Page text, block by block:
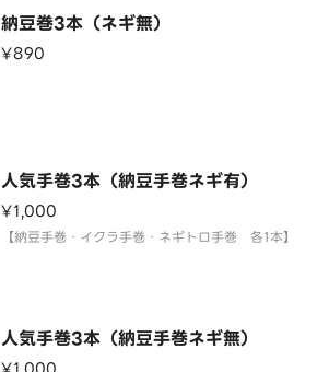
納豆巻3本（ネギ無）
¥890
人気手巻3本（納豆手巻ネギ有）
¥1,000
【納豆手巻・イクラ手巻・ネギトロ手巻 各1本】
人気手巻3本（納豆手巻ネギ無）